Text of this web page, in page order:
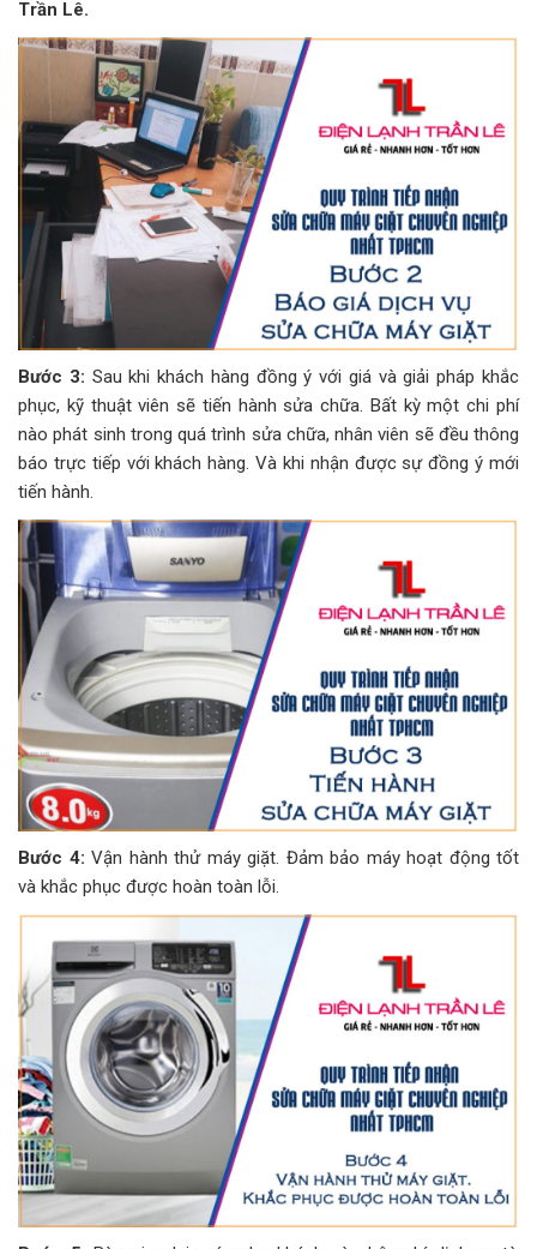
Trần Lê.
Bước 3: Sau khi khách hàng đồng ý với giá và giải pháp khắc
phục, kỹ thuật viên sẽ tiến hành sửa chữa. Bất kỳ một chi phí
nào phát sinh trong quá trình sửa chữa, nhân viên sẽ đều thông
báo trực tiếp với khách hàng. Và khi nhận được sự đồng ý mới
tiến hành.
Bước 4: Vận hành thử máy giặt. Đảm bảo máy hoạt động tốt
và khắc phục được hoàn toàn lỗi.